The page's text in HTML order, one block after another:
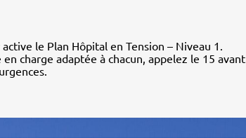
le Plan Hôpital en Tension – Niveau 1.
charge adaptée à chacun, appelez le 15 avant